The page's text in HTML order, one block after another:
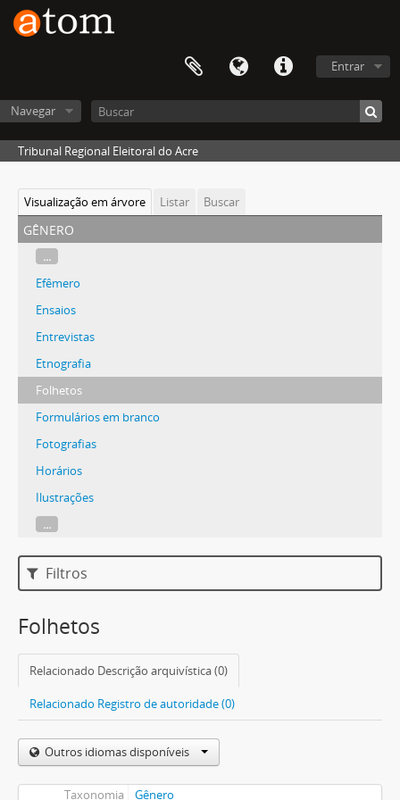
Entrar
Navegar
Tribunal Regional Eleitoral do Acre
Visualização em árvore Listar Buscar
gênero
...
Efêmero
Ensaios
Entrevistas
Etnografia
Folhetos
Formulários em branco
Fotografias
Horários
Ilustrações
...
Filtros
Folhetos
Relacionado Descrição arquivística (0)
Relacionado Registro de autoridade (0)
Outros idiomas disponíveis
Taxonomia Gênero